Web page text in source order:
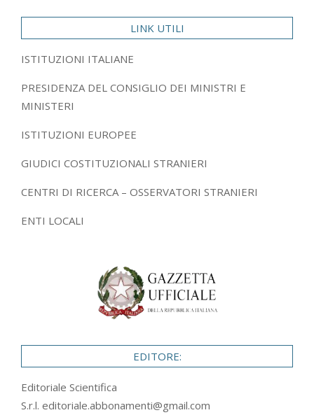
LINK UTILI
ISTITUZIONI ITALIANE
PRESIDENZA DEL CONSIGLIO DEI MINISTRI E
MINISTERI
ISTITUZIONI EUROPEE
GIUDICI COSTITUZIONALI STRANIERI
CENTRI DI RICERCA – OSSERVATORI STRANIERI
ENTI LOCALI
EDITORE:
Editoriale Scientifica
S.r.l. editoriale.abbonamenti@gmail.com